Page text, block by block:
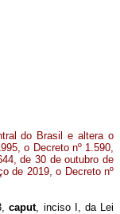
do Brasil e altera o
o Decreto nº 1.590,
de 30 de outubro de
de 2019, o Decreto nº
caput, inciso I, da Lei